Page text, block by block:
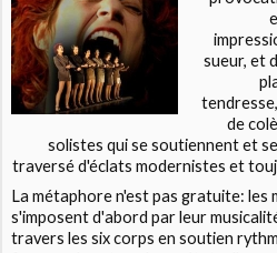
sueur, et
de
solistes qui se soutiennent et
traversé d'éclats modernistes et
La métaphore n'est pas gratuite: les
s'imposent d'abord par leur
travers les six corps en soutien